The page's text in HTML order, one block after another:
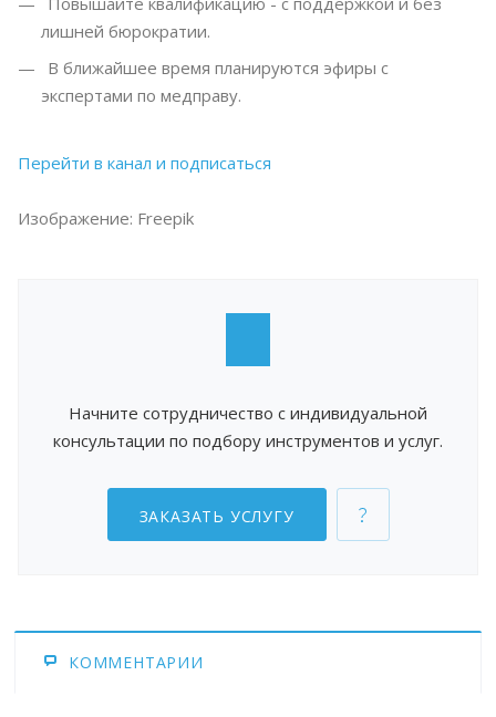
лишней бюрократии.
В ближайшее время планируются эфиры с
экспертами по медправу.
Перейти в канал и подписаться
Изображение: Freepik
Начните сотрудничество с индивидуальной
консультации по подбору инструментов и услуг.
ЗАКАЗАТЬ УСЛУГУ
КОММЕНТАРИИ